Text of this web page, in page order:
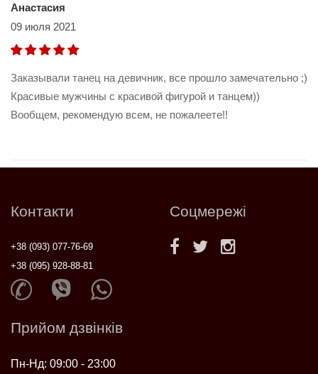
Анастасия
09 июля 2021
Заказывали танец на девичник, все прошло замечательно ;)
Красивые мужчины с красивой фигурой и танцем))
Вообщем, рекомендую всем, не пожалеете!!
Контакти
+38 (093) 077-76-69
+38 (095) 928-88-81
Соцмережі
Прийом дзвінків
Пн-Нд: 09:00 - 23:00